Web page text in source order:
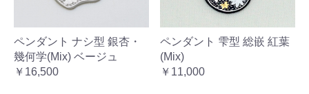
ペンダント ナシ型 銀杏・
幾何学(Mix) ベージュ
￥16,500
ペンダント 雫型 総嵌 紅葉
(Mix)
￥11,000